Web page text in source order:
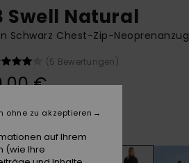
Swell Natural
Schwarz Chest-Zip-Neoprenanzug
(5 Bewertungen)
€
auf Ihrem
(wie Ihre
ohne zu akzeptieren